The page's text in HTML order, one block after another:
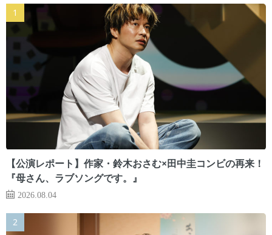
【公演レポート】作家・鈴木おさむ×田中圭コンビの再来！
『母さん、ラブソングです。』
2026.08.04